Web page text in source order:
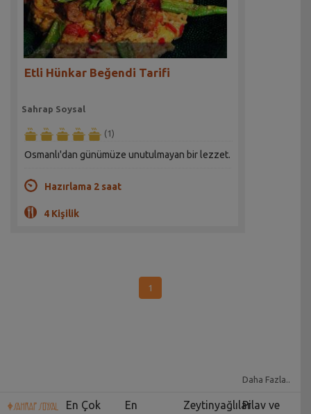
Etli Hünkar Beğendi Tarifi
Sahrap Soysal
(1)
Osmanlı'dan günümüze unutulmayan bir lezzet.
Hazırlama 2 saat
4 Kişilik
1
Daha Fazla..
En Çok
En
ZeytinyağlılarPilav ve